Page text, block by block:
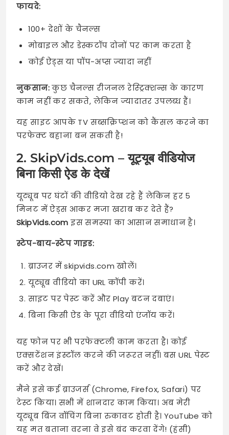
फायदे:
100+ देशों के चैनल्स
मोबाइल और डेस्कटॉप दोनों पर काम करता है
कोई ऐड्स या पॉप-अप्स ज्यादा नहीं
नुकसान:कुछ चैनल्स रीजनल रेस्ट्रिक्शन्स के कारण
काम नहीं कर सकते, लेकिन ज्यादातर उपलब्ध हैं।
यह साइट आपके TV सब्सक्रिप्शन को कैंसल करने का
परफेक्ट बहाना बन सकती है!
2. SkipVids.com – यूट्यूब वीडियोज
बिना किसी ऐड के देखें
यूट्यूब पर घंटों की वीडियो देख रहे हैं लेकिन हर 5
मिनट में ऐड्स आकर मजा खराब कर देते हैं?
SkipVids.com इस समस्या का आसान समाधान है।
स्टेप-बाय-स्टेप गाइड:
ब्राउजर में skipvids.com खोलें।
यूट्यूब वीडियो का URL कॉपी करें।
साइट पर पेस्ट करें और Play बटन दबाएं।
बिना किसी ऐड के पूरा वीडियो एंजॉय करें।
यह फोन पर भी परफेक्टली काम करता है। कोई
एक्सटेंशन इंस्टॉल करने की जरूरत नहीं। बस URL पेस्ट
करें और देखें।
मैंने इसे कई ब्राउजर्स (Chrome, Firefox, Safari) पर
टेस्ट किया। सभी में शानदार काम किया। अब मेरी
यूट्यूब बिंज वॉचिंग बिना रुकावट होती है। YouTube को
यह मत बताना वरना वे इसे बंद करवा देंगे! (हंसी)